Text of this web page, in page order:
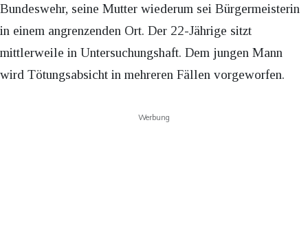
Bundeswehr, seine Mutter wiederum sei Bürgermeisterin
in einem angrenzenden Ort. Der 22-Jährige sitzt
mittlerweile in Untersuchungshaft. Dem jungen Mann
wird Tötungsabsicht in mehreren Fällen vorgeworfen.
Werbung